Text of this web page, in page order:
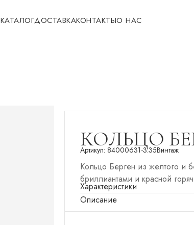
КАТАЛОГДОСТАВКАКОНТАКТЫО НАС
КОЛЬЦО
Артикул: 84000631-3.35Винтаж
Кольцо Берген из желтого и
бриллиантами и красной
Характеристики
Описание